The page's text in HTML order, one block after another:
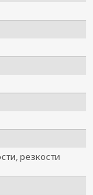
резкости